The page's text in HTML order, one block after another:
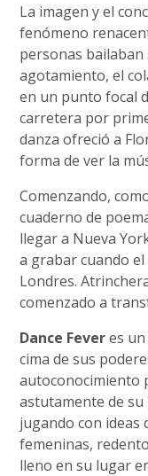
La imagen y el
fenómeno
personas
agotamiento, el
en un punto focal
carretera por
danza ofreció a
forma de ver la
Comenzando,
cuaderno de
llegar a Nueva
a grabar cuando
Londres.
comenzado a
Dance Feveres
cima de sus
autoconocimiento
astutamente de
jugando con ideas
femeninas,
lleno en su lugar